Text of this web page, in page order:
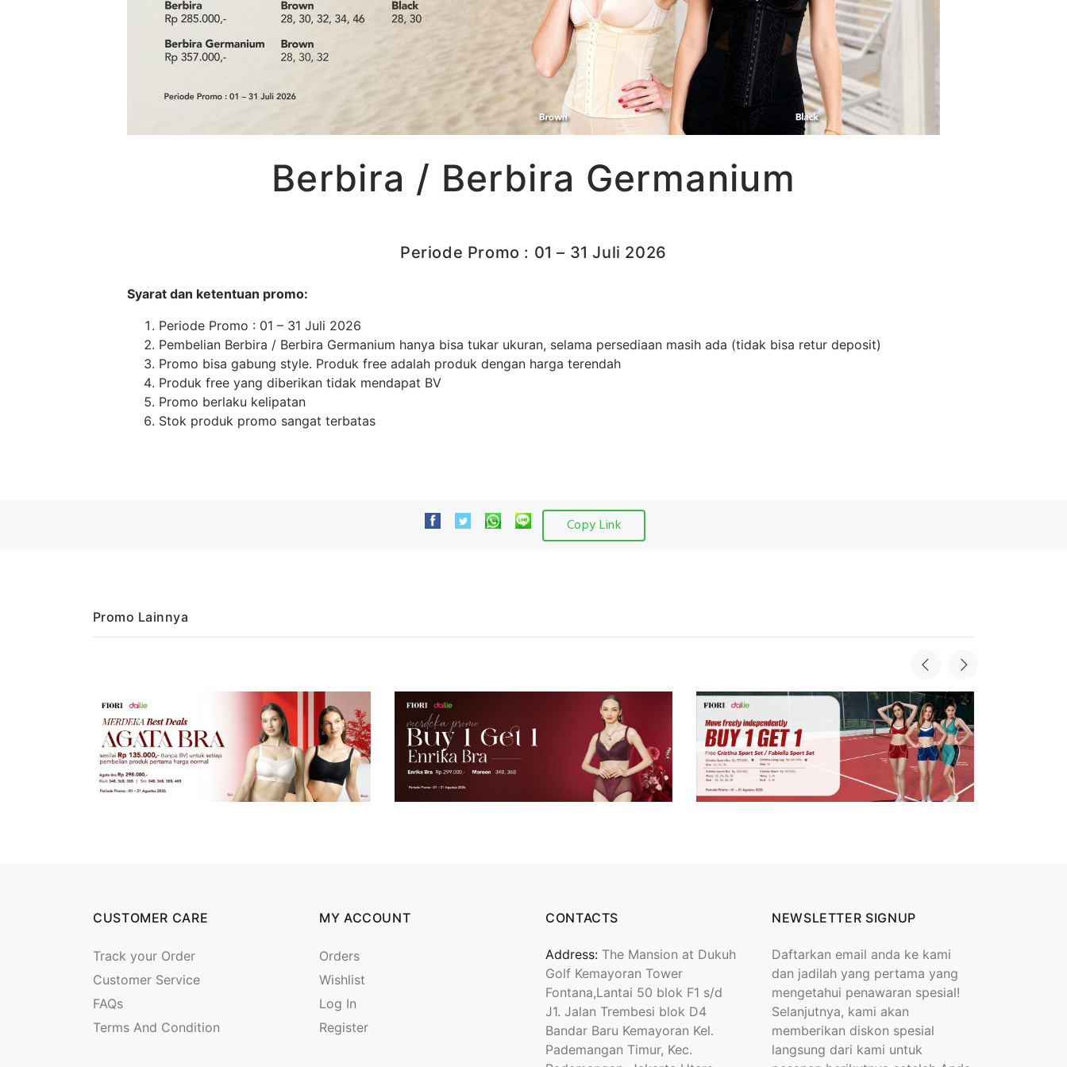
Berbira / Berbira Germanium
Periode Promo : 01 – 31 Juli 2026
Syarat dan ketentuan promo:
Periode Promo : 01 – 31 Juli 2026
Pembelian Berbira / Berbira Germanium hanya bisa tukar ukuran, selama persediaan masih ada (tidak bisa retur deposit)
Promo bisa gabung style. Produk free adalah produk dengan harga terendah
Produk free yang diberikan tidak mendapat BV
Promo berlaku kelipatan
Stok produk promo sangat terbatas
Copy Link
Promo Lainnya
CUSTOMER CARE
Track your Order
Customer Service
FAQs
Terms And Condition
MY ACCOUNT
Orders
Wishlist
Log In
Register
CONTACTS
Address: The Mansion at Dukuh
Golf Kemayoran Tower
Fontana,Lantai 50 blok F1 s/d
J1. Jalan Trembesi blok D4
Bandar Baru Kemayoran Kel.
Pademangan Timur, Kec.
NEWSLETTER SIGNUP
Daftarkan email anda ke kami
dan jadilah yang pertama yang
mengetahui penawaran spesial!
Selanjutnya, kami akan
memberikan diskon spesial
langsung dari kami untuk